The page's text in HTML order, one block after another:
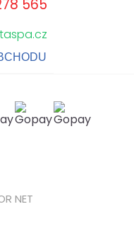
565
NET